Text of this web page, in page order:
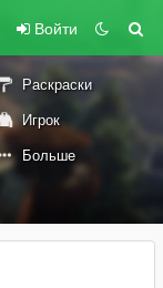
Войти
Раскраски
Игрок
Больше